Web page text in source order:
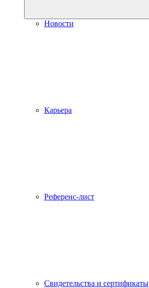
Новости
Карьера
Референс-лист
Свидетельства и сертификаты